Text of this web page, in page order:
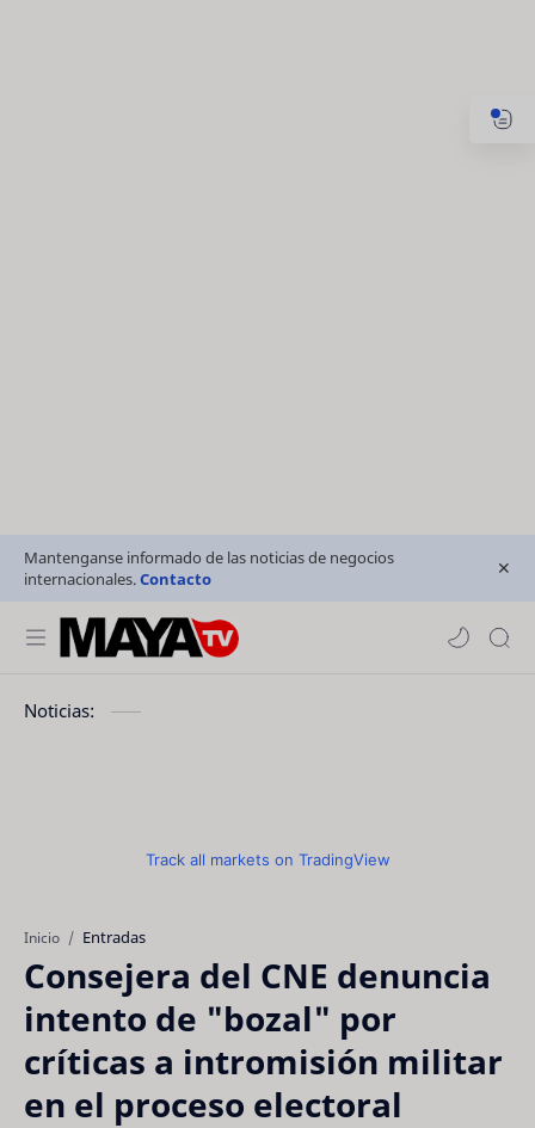
Mantenganse informado de las noticias de negocios
internacionales.Contacto
Noticias:
Track all markets on TradingView
Inicio Entradas
Consejera del CNE denuncia
intento de "bozal" por
críticas a intromisión militar
en el proceso electoral